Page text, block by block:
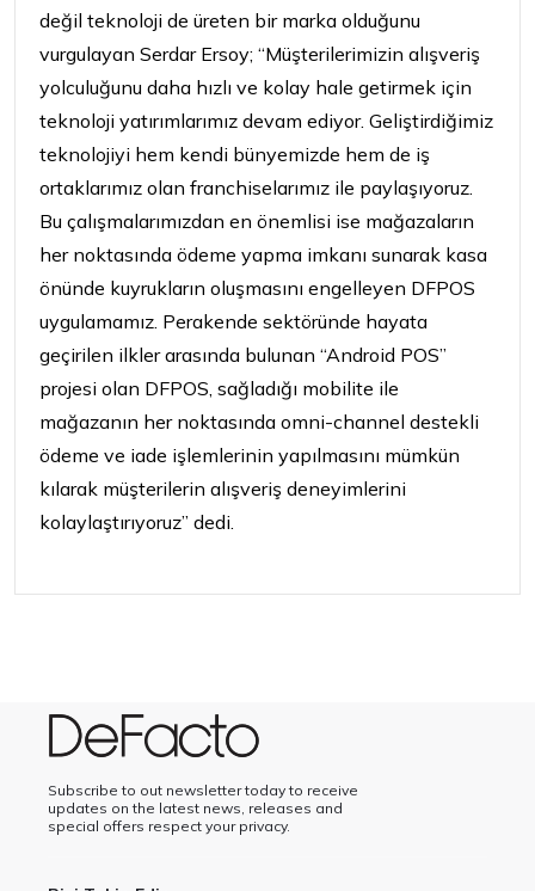
değil teknoloji de üreten bir marka olduğunu
vurgulayan Serdar Ersoy; “Müşterilerimizin alışveriş
yolculuğunu daha hızlı ve kolay hale getirmek için
teknoloji yatırımlarımız devam ediyor. Geliştirdiğimiz
teknolojiyi hem kendi bünyemizde hem de iş
ortaklarımız olan franchiselarımız ile paylaşıyoruz.
Bu çalışmalarımızdan en önemlisi ise mağazaların
her noktasında ödeme yapma imkanı sunarak kasa
önünde kuyrukların oluşmasını engelleyen DFPOS
uygulamamız. Perakende sektöründe hayata
geçirilen ilkler arasında bulunan “Android POS”
projesi olan DFPOS, sağladığı mobilite ile
mağazanın her noktasında omni-channel destekli
ödeme ve iade işlemlerinin yapılmasını mümkün
kılarak müşterilerin alışveriş deneyimlerini
kolaylaştırıyoruz” dedi.
Subscribe to out newsletter today to receive
updates on the latest news, releases and
special offers respect your privacy.